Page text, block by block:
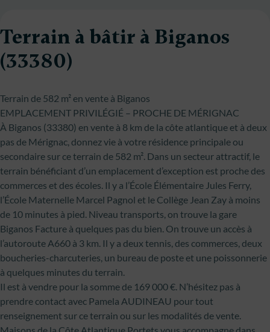
Terrain à bâtir à Biganos
(33380)
Terrain de 582 m² en vente à Biganos
EMPLACEMENT PRIVILÉGIÉ – PROCHE DE MÉRIGNAC
À Biganos (33380) en vente à 8 km de la côte atlantique et à deux
pas de Mérignac, donnez vie à votre résidence principale ou
secondaire sur ce terrain de 582 m². Dans un secteur attractif, le
terrain bénéficiant d’un emplacement d’exception est proche des
commerces et des écoles. Il y a l’École Élémentaire Jules Ferry,
l’École Maternelle Marcel Pagnol et le Collège Jean Zay à moins
de 10 minutes à pied. Niveau transports, on trouve la gare
Biganos Facture à quelques pas du bien. On trouve un accès à
l’autoroute A660 à 3 km. Il y a deux tennis, des commerces, deux
boucheries-charcuteries, un bureau de poste et une poissonnerie
à quelques minutes du terrain.
Il est à vendre pour la somme de 169 000 €. N’hésitez pas à
prendre contact avec Pamela AUDINEAU pour tout
renseignement sur ce terrain ou sur les modalités de vente.